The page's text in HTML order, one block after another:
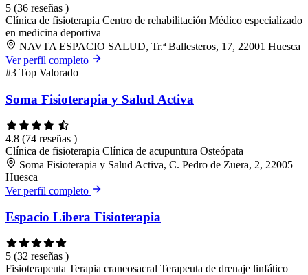
5 (36 reseñas )
Clínica de fisioterapia Centro de rehabilitación Médico especializado
en medicina deportiva
NAVTA ESPACIO SALUD, Tr.ª Ballesteros, 17, 22001 Huesca
Ver perfil completo
#3 Top Valorado
Soma Fisioterapia y Salud Activa
4.8 (74 reseñas )
Clínica de fisioterapia Clínica de acupuntura Osteópata
Soma Fisioterapia y Salud Activa, C. Pedro de Zuera, 2, 22005
Huesca
Ver perfil completo
Espacio Libera Fisioterapia
5 (32 reseñas )
Fisioterapeuta Terapia craneosacral Terapeuta de drenaje linfático